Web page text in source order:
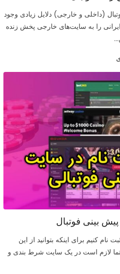
(داخلی و خارجی) دلایل زیادی وجود
را به سایت‌های خارجی پخش زنده
بینی فوتبال
کنیم برای اینکه بتوانید از این
لازم است در یک سایت شرط بندی و